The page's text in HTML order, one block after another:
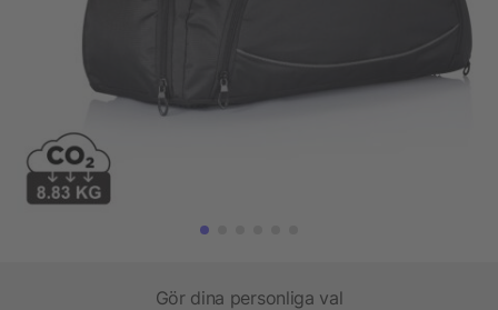
Gör dina personliga val